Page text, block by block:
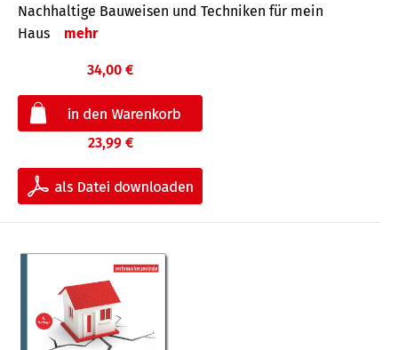
Nachhaltige Bauweisen und Techniken für mein
Haus
mehr
34,00 €
23,99 €